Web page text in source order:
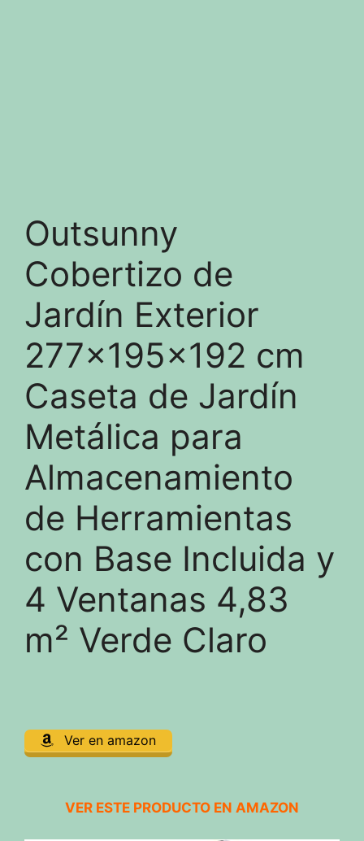
Outsunny
Cobertizo de
Jardín Exterior
277x195x192 cm
Caseta de Jardín
Metálica para
Almacenamiento
de Herramientas
con Base Incluida y
4 Ventanas 4,83
m² Verde Claro
Ver en amazon
VER ESTE PRODUCTO EN AMAZON